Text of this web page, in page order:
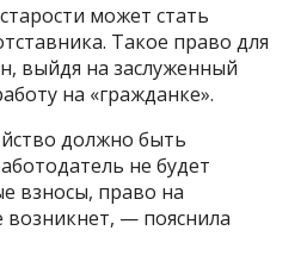
может стать
Такое право для
выйдя на заслуженный
на «гражданке».
должно быть
не будет
взносы, право на
— пояснила